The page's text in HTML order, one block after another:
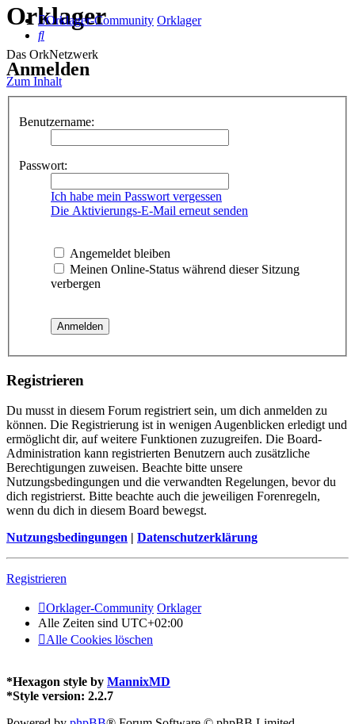
Orklager
Das OrkNetzwerk
Zum Inhalt
Orklager-Community Orklager
Suche
Anmelden
Benutzername:
Passwort:
Ich habe mein Passwort vergessen
Die Aktivierungs-E-Mail erneut senden
Angemeldet bleiben
Meinen Online-Status während dieser Sitzung
verbergen
Registrieren
Du musst in diesem Forum registriert sein, um dich anmelden zu
können. Die Registrierung ist in wenigen Augenblicken erledigt und
ermöglicht dir, auf weitere Funktionen zuzugreifen. Die Board-
Administration kann registrierten Benutzern auch zusätzliche
Berechtigungen zuweisen. Beachte bitte unsere
Nutzungsbedingungen und die verwandten Regelungen, bevor du
dich registrierst. Bitte beachte auch die jeweiligen Forenregeln,
wenn du dich in diesem Board bewegst.
Nutzungsbedingungen | Datenschutzerklärung
Registrieren
Orklager-Community Orklager
Alle Zeiten sind UTC+02:00
Alle Cookies löschen
*Hexagon style by MannixMD
*Style version: 2.2.7